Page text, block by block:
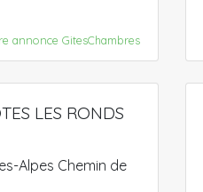
annonce GitesChambres
LES RONDS
Alpes Chemin de